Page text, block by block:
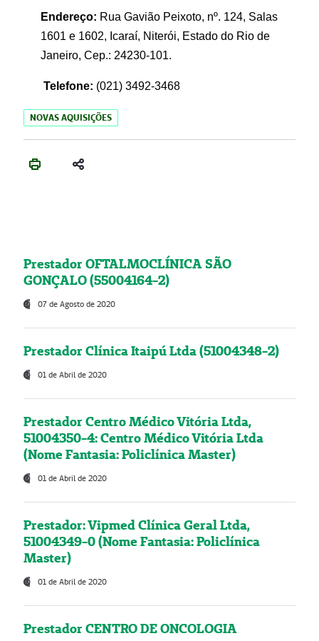
Endereço: Rua Gavião Peixoto, nº. 124, Salas
1601 e 1602, Icaraí, Niterói, Estado do Rio de
Janeiro, Cep.: 24230-101.
Telefone: (021) 3492-3468
NOVAS AQUISIÇÕES
Prestador OFTALMOCLÍNICA SÃO
GONÇALO (55004164-2)
07 de Agosto de 2020
Prestador Clínica Itaipú Ltda (51004348-2)
01 de Abril de 2020
Prestador Centro Médico Vitória Ltda,
51004350-4: Centro Médico Vitória Ltda
(Nome Fantasia: Policlínica Master)
01 de Abril de 2020
Prestador: Vipmed Clínica Geral Ltda,
51004349-0 (Nome Fantasia: Policlínica
Master)
01 de Abril de 2020
Prestador CENTRO DE ONCOLOGIA